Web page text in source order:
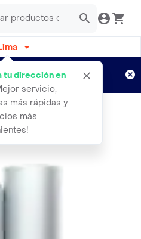
tu dirección en
servicio,
más rápidas y
más
semanas
Aplican TyC